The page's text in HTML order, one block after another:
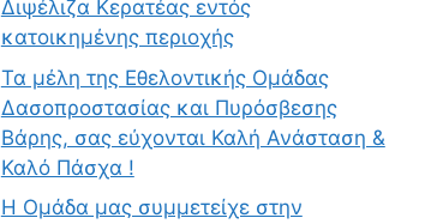
Διψέλιζα Κερατέας εντός
κατοικημένης περιοχής
Τα μέλη της Εθελοντικής Ομάδας
Δασοπροστασίας και Πυρόσβεσης
Βάρης, σας εύχονται Καλή Ανάσταση &
Καλό Πάσχα !
Η Ομάδα μας συμμετείχε στην